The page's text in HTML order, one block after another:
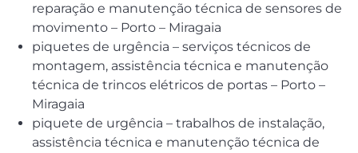
reparação e manutenção técnica de sensores de
movimento – Porto – Miragaia
piquetes de urgência – serviços técnicos de
montagem, assistência técnica e manutenção
técnica de trincos elétricos de portas – Porto –
Miragaia
piquete de urgência – trabalhos de instalação,
assistência técnica e manutenção técnica de